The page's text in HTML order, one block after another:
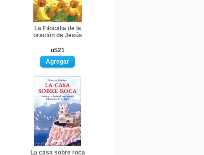
La Filocalia de la
oración de Jesús
u$21
La casa sobre roca